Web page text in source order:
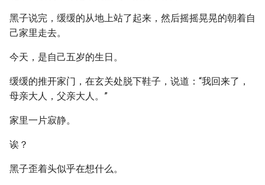
黑子说完，缓缓的从地上站了起来，然后摇摇晃晃的朝着自
己家里走去。
今天，是自己五岁的生日。
缓缓的推开家门，在玄关处脱下鞋子，说道：“我回来了，
母亲大人，父亲大人。”
家里一片寂静。
诶？
黑子歪着头似乎在想什么。